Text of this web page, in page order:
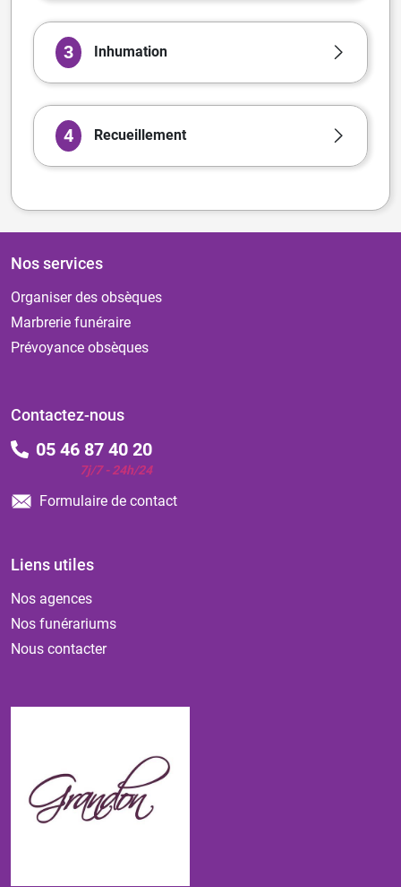
3 Inhumation
4 Recueillement
Nos services
Organiser des obsèques
Marbrerie funéraire
Prévoyance obsèques
Contactez-nous
05 46 87 40 20
7j/7 - 24h/24
Formulaire de contact
Liens utiles
Nos agences
Nos funérariums
Nous contacter